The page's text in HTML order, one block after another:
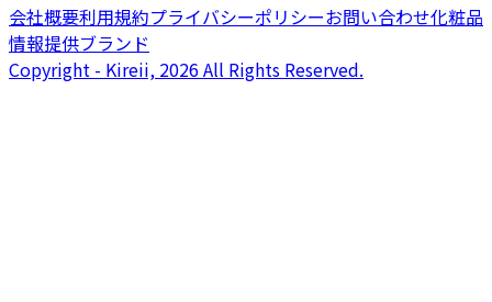
会社概要利用規約プライバシーポリシーお問い合わせ化粧品
情報提供ブランド
Copyright - Kireii, 2026 All Rights Reserved.